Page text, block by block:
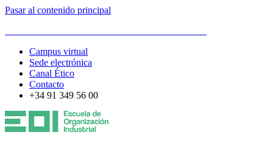
Pasar al contenido principal
Campus virtual
Sede electrónica
Canal Ético
Contacto
+34 91 349 56 00